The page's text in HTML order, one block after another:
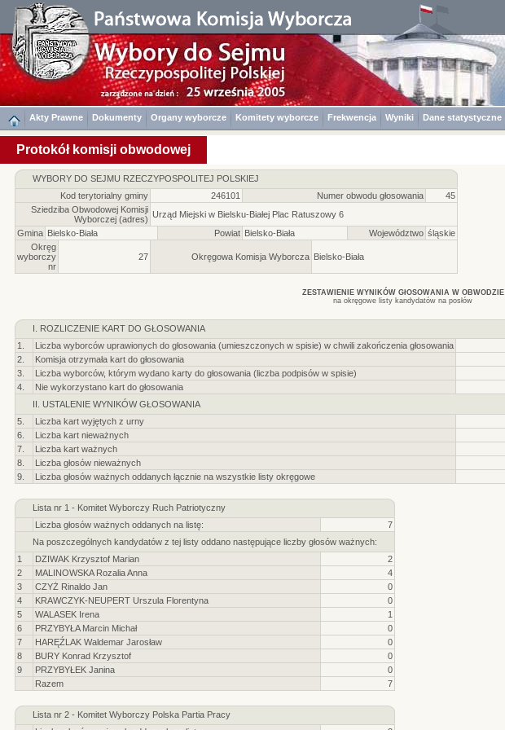
Akty Prawne Dokumenty Organy wyborcze Komitety wyborcze Frekwencja Wyniki Dane statystyczne
Protokół komisji obwodowej
WYBORY DO SEJMU RZECZYPOSPOLITEJ POLSKIEJ
Kod terytorialny gminy
246101 Numer obwodu głosowania
45
Sziedziba Obwodowej Komisji
Wyborczej (adres) Urząd Miejski w Bielsku-Białej Plac Ratuszowy 6
Gmina Bielsko-Biała Powiat Bielsko-Biała Województwo śląskie
Okręg
wyborczy
nr
27 Okręgowa Komisja Wyborcza Bielsko-Biała
ZESTAWIENIE WYNIKÓW GłOSOWANIA W OBWODZIE
na okręgowe listy kandydatów na posłów
I. ROZLICZENIE KART DO GŁOSOWANIA
1.
Liczba wyborców uprawionych do głosowania (umieszczonych w spisie) w chwili zakończenia głosowania
2.
Komisja otrzymała kart do głosowania
3.
Liczba wyborców, którym wydano karty do głosowania (liczba podpisów w spisie)
4.
Nie wykorzystano kart do głosowania
II. USTALENIE WYNIKÓW GŁOSOWANIA
5.
Liczba kart wyjętych z urny
6.
Liczba kart nieważnych
7.
Liczba kart ważnych
8.
Liczba głosów nieważnych
9.
Liczba głosów ważnych oddanych łącznie na wszystkie listy okręgowe
Lista nr 1 - Komitet Wyborczy Ruch Patriotyczny
Liczba głosów ważnych oddanych na listę:
7
Na poszczególnych kandydatów z tej listy oddano następujące liczby głosów ważnych:
1
DZIWAK Krzysztof Marian
2
2
MALINOWSKA Rozalia Anna
4
3
CZYŻ Rinaldo Jan
0
4
KRAWCZYK-NEUPERT Urszula Florentyna
0
5
WALASEK Irena
1
6
PRZYBYŁA Marcin Michał
0
7
HARĘŹLAK Waldemar Jarosław
0
8
BURY Konrad Krzysztof
0
9
PRZYBYŁEK Janina
0
Razem
7
Lista nr 2 - Komitet Wyborczy Polska Partia Pracy